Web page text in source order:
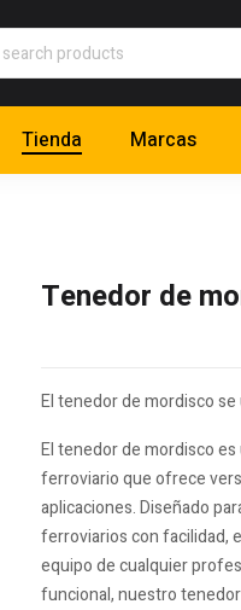
Tienda Marcas
Tenedor de
El tenedor de mordisco
El tenedor de mordisco
ferroviario que ofrece
aplicaciones. Diseñado
ferroviarios con facilidad,
equipo de cualquier
funcional, nuestro